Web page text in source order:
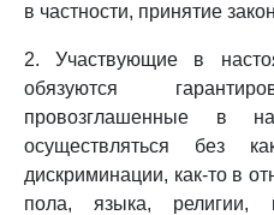
в частности, принятие
2. Участвующие в
обязуются
провозглашенные в
осуществляться
дискриминации, как-то в
пола, языка, религии,